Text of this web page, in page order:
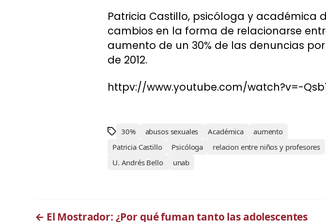
Patricia Castillo, psicóloga y académica
cambios en la forma de relacionarse
aumento de un 30% de las denuncias
de 2012.
httpv://www.youtube.com/watch?v=-
30% abusos sexuales Académica
aumento
Patricia Castillo
Psicóloga
relacion entre niños y profesores
U. Andrés Bello
unab
← El Mostrador: ¿Por qué fuman tanto las adolescentes